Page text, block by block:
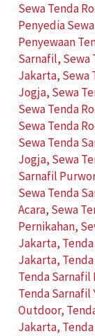
Sewa Tenda
Penyedia
Penyewaan
Sarnafil, Sewa
Jakarta, Sewa
Jogja, Sewa
Sewa Tenda
Sewa Tenda
Sewa Tenda
Jogja, Sewa
Sarnafil
Sewa Tenda
Acara, Sewa
Pernikahan,
Jakarta,
Jakarta,
Tenda Sarnafil
Tenda Sarnafil
Outdoor,
Jakarta,